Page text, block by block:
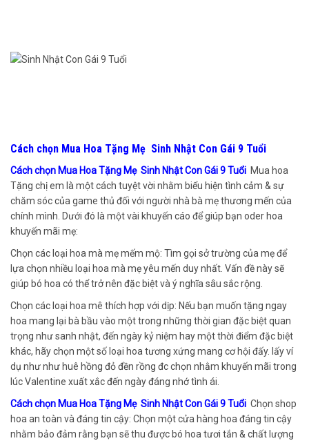
Cách chọn Mua Hoa Tặng Mẹ Sinh Nhật Con Gái 9 Tuổi
Cách chọn Mua Hoa Tặng Mẹ Sinh Nhật Con Gái 9 Tuổi Mua hoa
Tặng chị em là một cách tuyệt vời nhằm biểu hiện tình cảm & sự
chăm sóc của game thủ đối với người nhà bà mẹ thương mến của
chính mình. Dưới đó là một vài khuyến cáo để giúp bạn oder hoa
khuyến mãi mẹ:
Chọn các loại hoa mà mẹ mếm mộ: Tìm gọi sở trường của mẹ để
lựa chọn nhiều loại hoa mà mẹ yêu mến duy nhất. Vấn đề này sẽ
giúp bó hoa có thể trở nên đặc biệt và ý nghĩa sâu sắc rộng.
Chọn các loại hoa mê thích hợp với dịp: Nếu bạn muốn tặng ngay
hoa mang lại bà bầu vào một trong những thời gian đặc biệt quan
trọng như sanh nhật, đến ngày kỷ niệm hay một thời điểm đặc biệt
khác, hãy chọn một số loại hoa tương xứng mang cơ hội đấy. lấy ví
dụ như như huê hồng đỏ đền rồng đc chọn nhằm khuyến mãi trong
lúc Valentine xuất xắc đến ngày đáng nhớ tình ái.
Cách chọn Mua Hoa Tặng Mẹ Sinh Nhật Con Gái 9 Tuổi Chọn shop
hoa an toàn và đáng tin cậy: Chọn một cửa hàng hoa đáng tin cậy
nhằm bảo đảm rằng bạn sẽ thu được bó hoa tươi tắn & chất lượng